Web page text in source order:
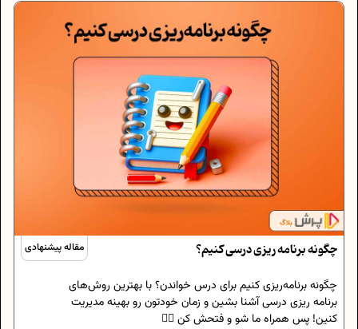
مقاله پیشنهادی چگونه برنامه‌ ریزی درسی کنیم؟
چگونه برنامه‌ریزی کنیم برای درس خواندن؟ با بهترین روش‌های
برنامه‌ ریزی درسی آشنا بشین و زمان خودتون رو بهینه مدیریت
کنین! پس همراه ما شو و فتحش کن 🏴‍☠️